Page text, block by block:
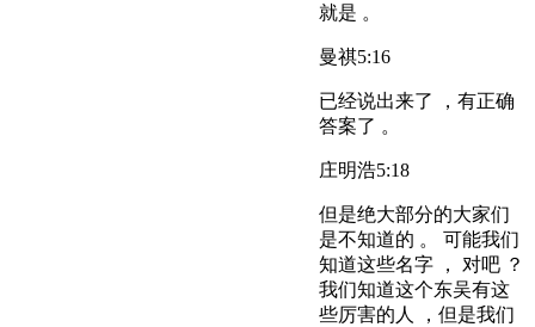
就是 。
曼祺5:16
已经说出来了 ，有正确
答案了 。
庄明浩5:18
但是绝大部分的大家们
是不知道的 。 可能我们
知道这些名字 ， 对吧 ？
我们知道这个东吴有这
些厉害的人 ，但是我们